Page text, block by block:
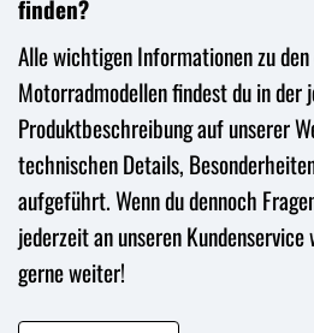
finden?
Alle wichtigen Informationen zu
Motorradmodellen findest du in der
Produktbeschreibung auf unserer
technischen Details,
aufgeführt. Wenn du dennoch
jederzeit an unseren
gerne weiter!